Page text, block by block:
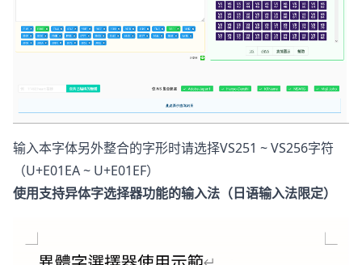
输入本字体另外整合的字形时请选择VS251 ~ VS256字符
（U+E01EA ~ U+E01EF）
使用支持异体字选择器功能的输入法（日语输入法限定）